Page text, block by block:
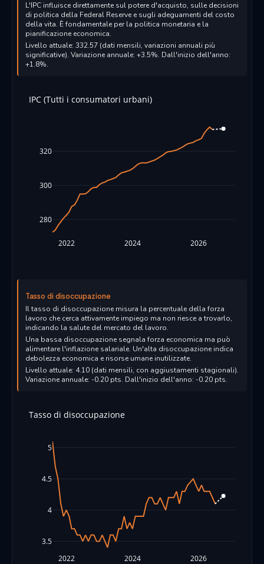
L'IPC influisce direttamente sul potere d'acquisto, sulle decisioni
di politica della Federal Reserve e sugli adeguamenti del costo
della vita. È fondamentale per la politica monetaria e la
pianificazione economica.
Livello attuale: 332.57 (dati mensili, variazioni annuali più
significative). Variazione annuale: +3.5%. Dall'inizio dell'anno:
+1.8%.
2022 2024 2026
280
300
320
IPC (Tutti i consumatori urbani)
Tasso di disoccupazione
Il tasso di disoccupazione misura la percentuale della forza
lavoro che cerca attivamente impiego ma non riesce a trovarlo,
indicando la salute del mercato del lavoro.
Una bassa disoccupazione segnala forza economica ma può
alimentare l'inflazione salariale. Un'alta disoccupazione indica
debolezza economica e risorse umane inutilizzate.
Livello attuale: 4.10 (dati mensili, con aggiustamenti stagionali).
Variazione annuale: -0.20 pts. Dall'inizio dell'anno: -0.20 pts.
2022 2024 2026
3.5
4
4.5
5
Tasso di disoccupazione